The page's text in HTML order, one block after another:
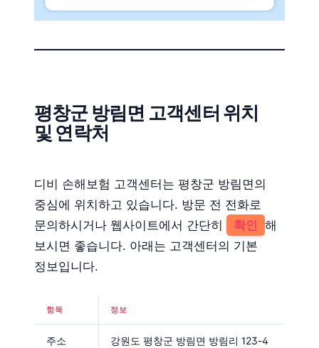
평창군 방림면 고객센터 위치
및 연락처
디비 손해보험 고객센터는 평창군 방림면의
중심에 위치하고 있습니다. 방문 전 전화로
문의하시거나 웹사이트에서 간단히
확인 해
보시면 좋습니다. 아래는 고객센터의 기본
정보입니다.
항목 정보
주소 강원도 평창군 방림면 방림리 123-4